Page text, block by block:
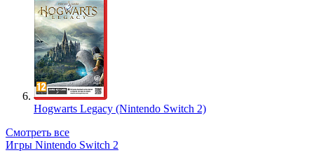
Hogwarts Legacy (Nintendo Switch 2)
Смотреть все
Игры Nintendo Switch 2